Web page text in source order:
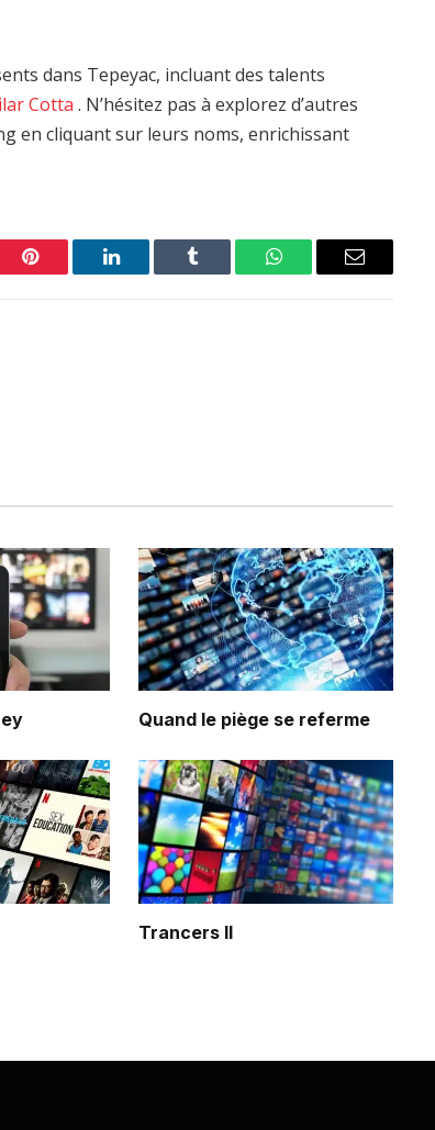
dans Tepeyac, incluant des talents
Cotta . N’hésitez pas à explorez d’autres
en cliquant sur leurs noms, enrichissant
Pinterest LinkedIn Tumblr WhatsAppEmail
Quand le piège se referme
Trancers II